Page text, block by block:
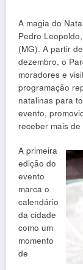
A magia do
Pedro
(MG). A partir
dezembro, o
moradores e
programação
natalinas para
evento,
receber mais
A primeira
edição do
evento
marca o
calendário
da cidade
como um
momento
de